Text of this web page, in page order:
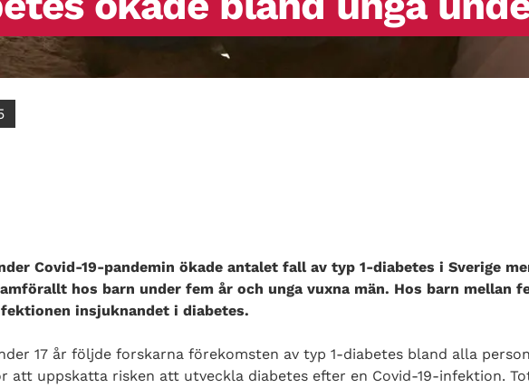
Covid-19-pandemin ökade antalet fall av typ 1-diabetes i Sverige
hos barn under fem år och unga vuxna män. Hos barn mellan
insjuknandet i diabetes.
17 år följde forskarna förekomsten av typ 1-diabetes bland alla
att uppskatta risken att utveckla diabetes efter en Covid-19-infektion.